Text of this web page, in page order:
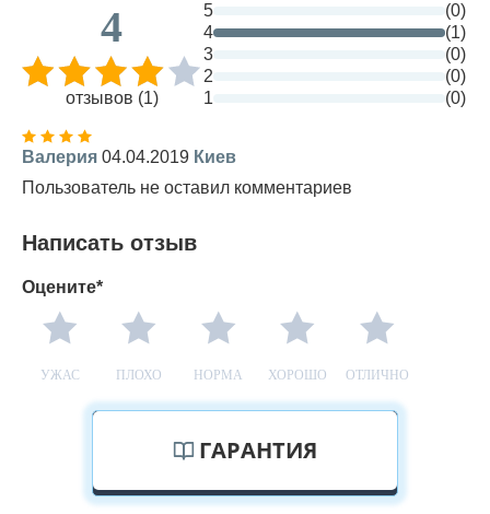
4
отзывов (1)
5
(0)
4
(1)
3
(0)
2
(0)
1
(0)
Валерия 04.04.2019 Киев
Пользователь не оставил комментариев
Написать отзыв
Оцените*
УЖАС ПЛОХО НОРМА ХОРОШО ОТЛИЧНО
ГАРАНТИЯ